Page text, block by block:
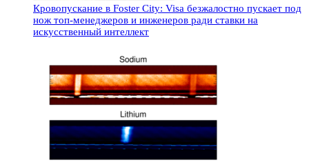
Кровопускание в Foster City: Visa безжалостно пускает под
нож топ-менеджеров и инженеров ради ставки на
искусственный интеллект